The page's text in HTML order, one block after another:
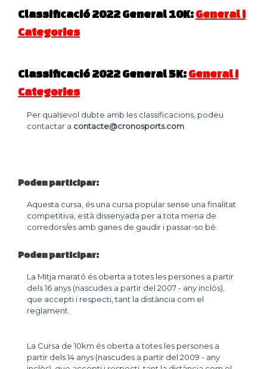
Classificació 2022 General 10K:Generali
Categories
Classificació 2022 General 5K:Generali
Categories
Per qualsevol dubte amb les classificacions, podeu
contactar a contacte@cronosports.com
Poden participar:
Aquesta cursa, és una cursa popular sense una finalitat
competitiva, està dissenyada per a tota mena de
corredors/es amb ganes de gaudir i passar-so bé.
Poden participar:
La Mitja marató és oberta a totes les persones a partir
dels 16 anys (nascudes a partir del 2007 - any inclòs),
que accepti i respecti, tant la distància com el
reglament.
La Cursa de 10km és oberta a totes les persones a
partir dels 14 anys (nascudes a partir del 2009 - any